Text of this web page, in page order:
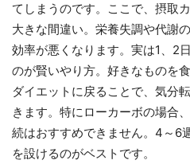
てしまうのです。ここで、摂取
大きな間違い。栄養失調や代謝
効率が悪くなります。実は1、2
のが賢いやり方。好きなものを
ダイエットに戻ることで、気分
きます。特にローカーボの場合
続はおすすめできません。4～6
を設けるのがベストです。